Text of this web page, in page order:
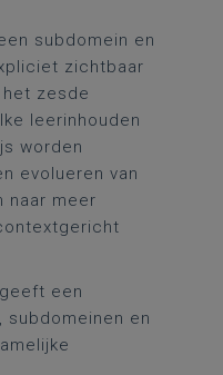
subdomein en
zichtbaar
zesde
leerinhouden
worden
evolueren van
naar meer
een
subdomeinen en